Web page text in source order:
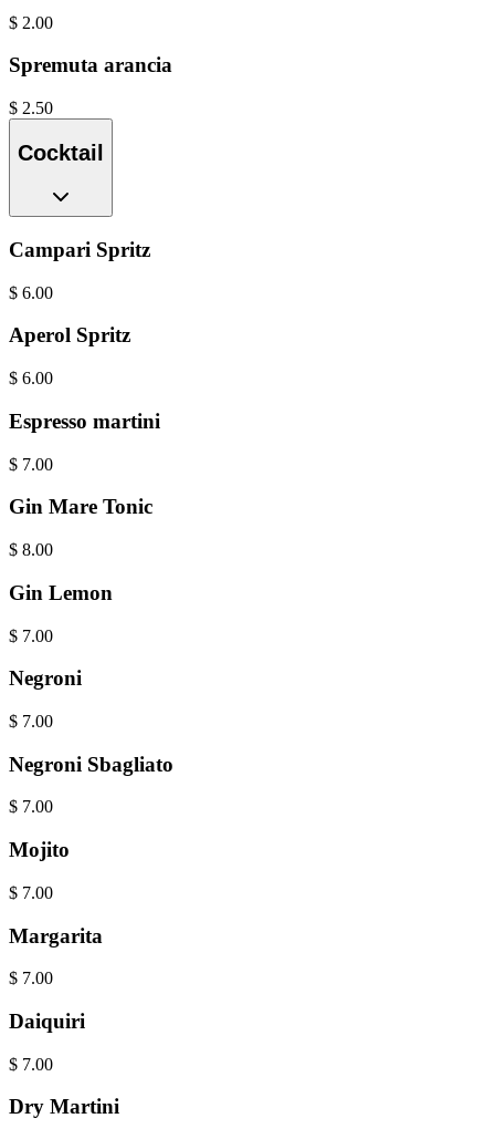
$ 2.00
Spremuta arancia
$ 2.50
Cocktail
Campari Spritz
$ 6.00
Aperol Spritz
$ 6.00
Espresso martini
$ 7.00
Gin Mare Tonic
$ 8.00
Gin Lemon
$ 7.00
Negroni
$ 7.00
Negroni Sbagliato
$ 7.00
Mojito
$ 7.00
Margarita
$ 7.00
Daiquiri
$ 7.00
Dry Martini